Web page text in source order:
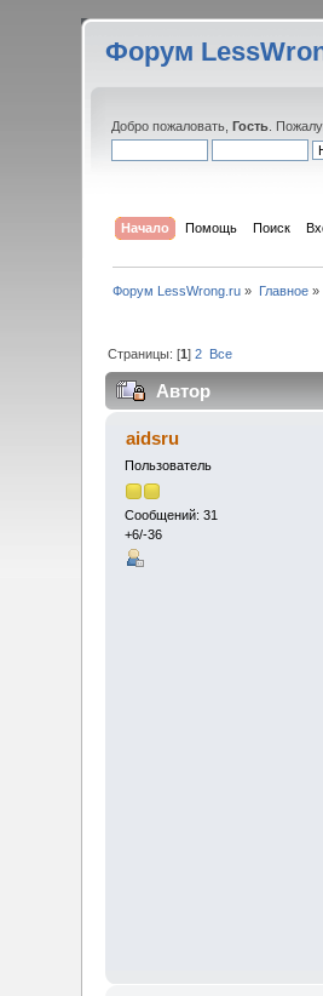
Форум
Добро пожаловать,Гость .
Начало Помощь Поиск
Форум LessWrong.ru » Главное»
Страницы: [1]2 Все
Автор
aidsru
Пользователь
Сообщений: 31
+6/-36